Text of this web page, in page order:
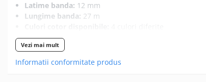
Suporturi monitoare
Accesorii smartphone
Accesorii SIM
Adaptoare smartphone
Cabluri iPhone
Latime banda: 12 mm
Lungime banda: 27 m
Tip adeziv:Adeziv puternic
Format:Compact, usor de manevrat
SKU:TCLC-DLEA690
Articole birou / Benzi adezive si dispensere
Vezi mai mult
Informatii conformitate produs